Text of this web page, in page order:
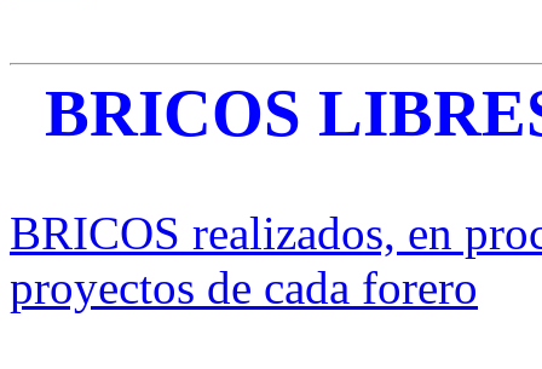
BRICOS
BRICOS realizados, en
proyectos de cada forero